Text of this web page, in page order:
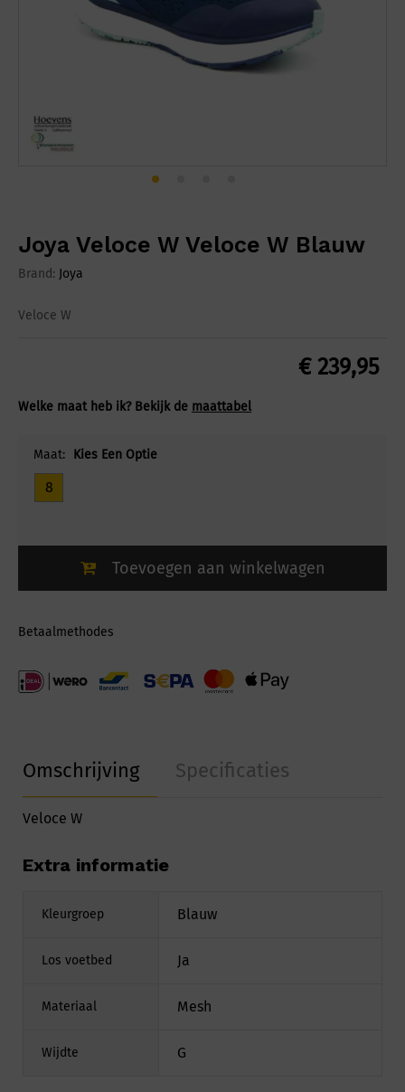
Joya Veloce W Veloce W Blauw
Brand: Joya
Veloce W
€239,95
Welke maat heb ik? Bekijk de maattabel
Maat: Kies Een Optie
8
Toevoegen aan winkelwagen
Betaalmethodes
Omschrijving Specificaties
Veloce W
Extra informatie
Kleurgroep Blauw
Los voetbed Ja
Materiaal Mesh
Wijdte G